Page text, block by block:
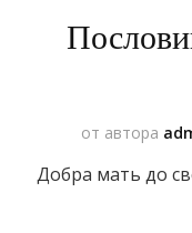
от автора
Добра мать до